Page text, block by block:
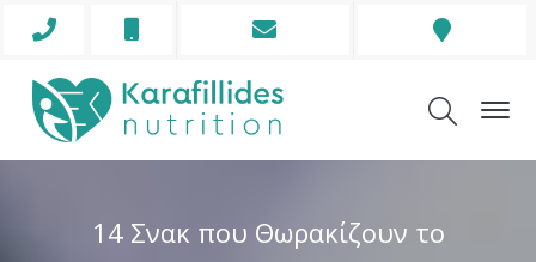
Phone
Envelope
Address
14 Σνακ που Θωρακίζουν το